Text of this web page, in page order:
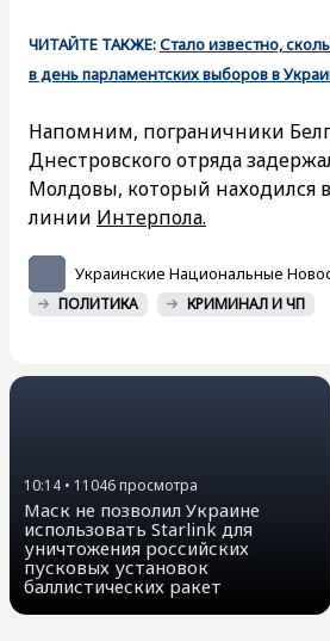
ЧИТАЙТЕ ТАКЖЕ:Стало известно,
в день парламентских выборов в
Напомним, пограничники
Днестровского отряда
Молдовы, который находился
линии Интерпола.
Украинские Национальные
ПОЛИТИКА КРИМИНАЛ И ЧП
10:14 • 11046просмотра
Маск не позволил Украине
использовать Starlink для
уничтожения российских
пусковых установок
баллистических ракет